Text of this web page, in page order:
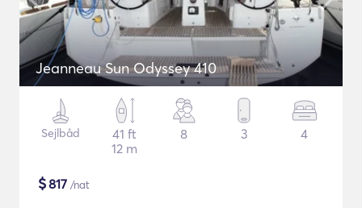
Jeanneau Sun Odyssey 410
Sejlbåd
41 ft
12 m
8 3 4
$817 /nat